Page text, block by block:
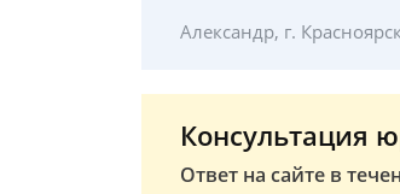
Александр, г. Красноярск
Консультация
Ответ на сайте в